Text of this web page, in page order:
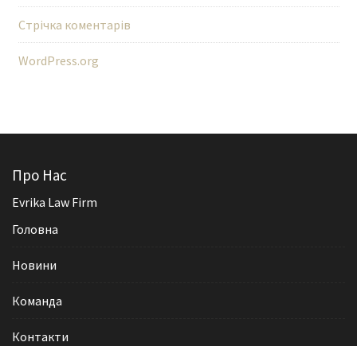
Стрічка коментарів
WordPress.org
Про Нас
Evrika Law Firm
Головна
Новини
Команда
Контакти